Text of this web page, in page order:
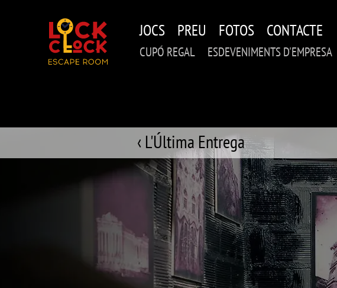
JOCS PREU FOTOS CONTACTE
CUPÓ REGAL ESDEVENIMENTS D'EMPRESA
‹ L'Última Entrega